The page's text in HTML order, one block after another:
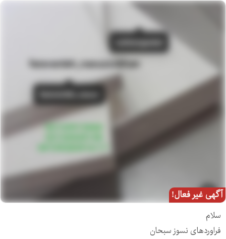
آگهی غیر فعال!
سلام
فراوردهای نسوز سبحان